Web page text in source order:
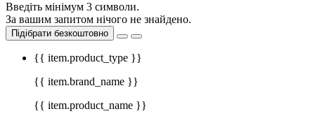
Введіть мінімум 3 символи.
За вашим запитом нічого не знайдено.
Підібрати безкоштовно
{{ item.product_type }}
{{ item.brand_name }}
{{ item.product_name }}